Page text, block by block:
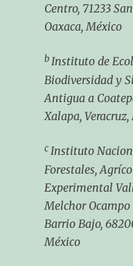
Centro, 71233
Oaxaca, México
bInstituto de
Biodiversidad y
Antigua a
Xalapa,
cInstituto
Forestales,
Experimental
Melchor
Barrio Bajo,
México